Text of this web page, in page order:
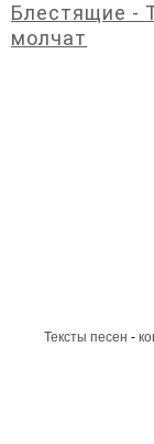
Блестящие -
молчат
Тексты песен -